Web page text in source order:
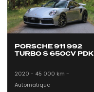
PORSCHE 911 992
TURBO S 650CV PDK
2020 - 45 000 km -
Automatique